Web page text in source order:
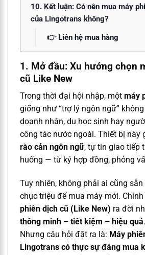
10. Kết luận: Có nên mua máy
của Lingotrans không?
👉 Liên hệ mua hàng
1. Mở đầu: Xu hướng chọn
cũ Like New
Trong thời đại hội nhập, một máy
giống như “trợ lý ngôn ngữ”
doanh nhân, du học sinh hay
công tác nước ngoài. Thiết bị này
rào cản ngôn ngữ, tự tin giao tiếp
huống — từ ký hợp đồng, phỏng
Tuy nhiên, không phải ai cũng
chục triệu để mua máy mới. Chính
phiên dịch cũ (Like New) ra đời
thông minh – tiết kiệm – hiệu quả.
Nhưng câu hỏi đặt ra là: Máy
Lingotrans có thực sự đáng mua